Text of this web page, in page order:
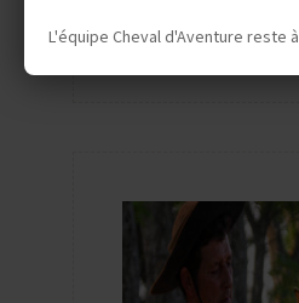
En savoir plus
L'équipe Cheval d'Aventure reste